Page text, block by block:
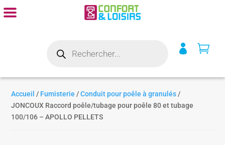
produits
 
Accueil / Fumisterie /Conduit pour poêle à granulés /
JONCOUX Raccord poêle/tubage pour poêle 80 et tubage
100/106 – APOLLO PELLETS